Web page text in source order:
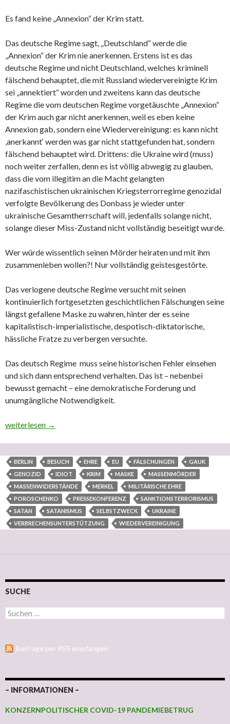
Es fand keine „Annexion“ der Krim statt.
Das deutsche Regime sagt, „Deutschland“ werde die
„Annexion“ der Krim nie anerkennen. Erstens ist es das
deutsche Regime und nicht Deutschland, welches kriminell
fälschend behauptet, die mit Russland wiedervereinigte Krim
sei „annektiert“ worden und zweitens kann das deutsche
Regime die vom deutschen Regime vorgetäuschte „Annexion“
der Krim auch gar nicht anerkennen, weil es eben keine
Annexion gab, sondern eine Wiedervereinigung: es kann nicht
‚anerkannt‘ werden was gar nicht stattgefunden hat, sondern
fälschend behauptet wird. Drittens: die Ukraine wird (muss)
noch weiter zerfallen, denn es ist völlig abwegig zu glauben,
dass die vom illegitim an die Macht gelangten
nazifaschistischen ukrainischen Kriegsterrorregime genozidal
verfolgte Bevölkerung des Donbass je wieder unter
ukrainische Gesamtherrschaft will, jedenfalls solange nicht,
solange dieser Miss-Zustand nicht vollständig beseitigt wurde.
Wer würde wissentlich seinen Mörder heiraten und mit ihm
zusammenleben wollen?! Nur vollständig geistesgestörte.
Das verlogene deutsche Regime versucht mit seinen
kontinuierlich fortgesetzten geschichtlichen Fälschungen seine
längst gefallene Maske zu wahren, hinter der es seine
kapitalistisch-imperialistische, despotisch-diktatorische,
hässliche Fratze zu verbergen versuchte.
Das deutsch Regime muss seine historischen Fehler einsehen
und sich dann entsprechend verhalten. Das ist – nebenbei
bewusst gemacht – eine demokratische Forderung und
unumgängliche Notwendigkeit.
Einer der schlimmsten, genozidal mentalisierten,
weiterlesen →
BERLIN BESUCH EHRE EU FÄLSCHUNGEN
GAUK
GENOZID
IDIOT KRIM MASKE
MASSENMÖRDER
MASSENWIDERSTÄNDE
MERKEL
MILITÄRISCHE EHRE
POROSCHENKO
PRESSEKONFERENZ
SANKTIONSTERRORISMUS
SATAN
SATANISMUS SELBSTZWECK
UKRAINE
VERBRECHENSUNTERSTÜTZUNG
WIEDERVEREINIGUNG
SUCHE
Suchen nach:
Beiträge per RSS empfangen
– INFORMATIONEN –
KONZERNPOLITISCHER COVID-19 PANDEMIEBETRUG